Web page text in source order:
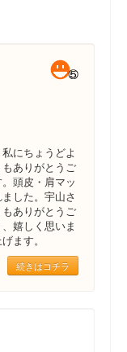
にちょうどよ
ありがとうご
頭皮・肩マッ
した。宇山さ
ありがとうご
嬉しく思いま
ます。
続きはコチラ